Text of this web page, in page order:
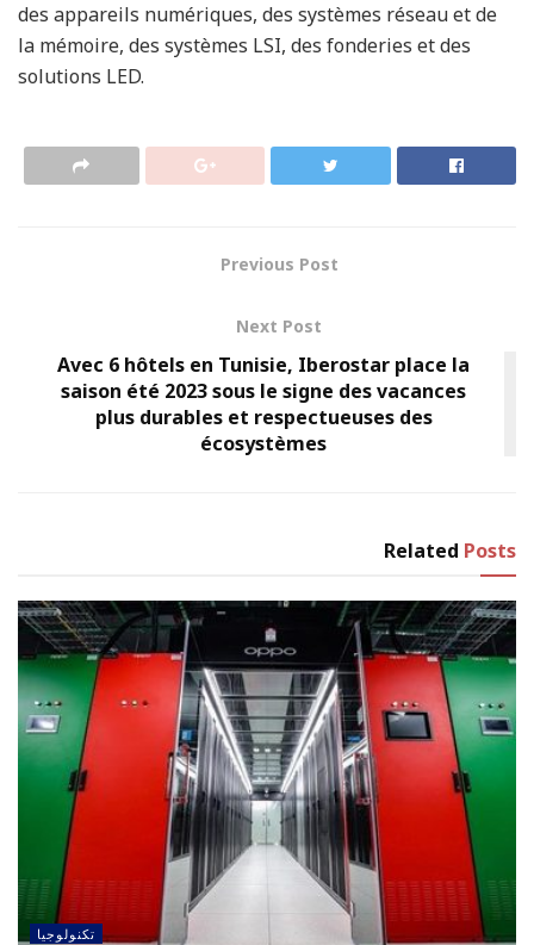
des appareils numériques, des systèmes réseau et de
la mémoire, des systèmes LSI, des fonderies et des
solutions LED.
Previous Post
Next Post
Avec 6 hôtels en Tunisie, Iberostar place la
saison été 2023 sous le signe des vacances
plus durables et respectueuses des
écosystèmes
Related Posts
تكنولوجيا